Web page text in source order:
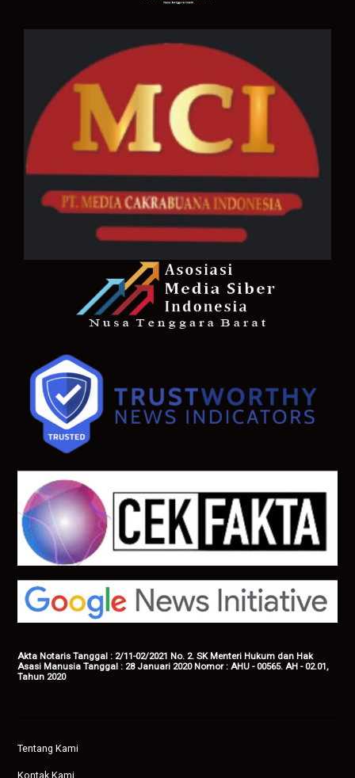
Akta Notaris Tanggal : 2/11-02/2021 No. 2. SK Menteri Hukum dan Hak
Asasi Manusia Tanggal : 28 Januari 2020 Nomor : AHU - 00565. AH - 02.01,
Tahun 2020
Tentang Kami
Kontak Kami